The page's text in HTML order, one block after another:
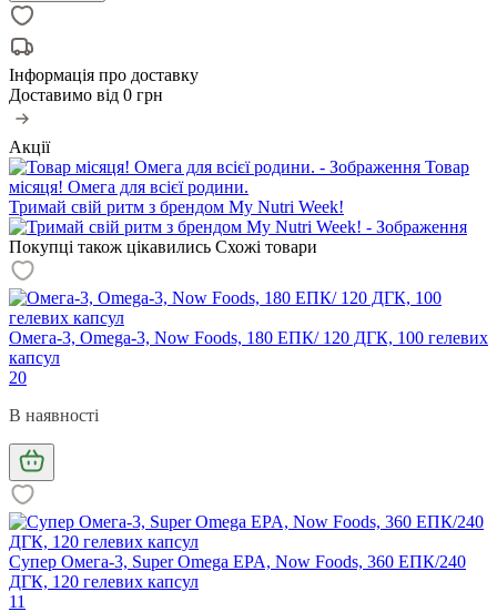
Інформація про доставку
Доставимо від 0 грн
Акції
Товар
місяця! Омега для всієї родини.
Тримай свій ритм з брендом My Nutri Week!
Покупці також цікавились Схожі товари
Омега-3, Omega-3, Now Foods, 180 ЕПК/ 120 ДГК, 100 гелевих
капсул
20
В наявності
Супер Омега-3, Super Omega EPA, Now Foods, 360 ЕПК/240
ДГК, 120 гелевих капсул
11